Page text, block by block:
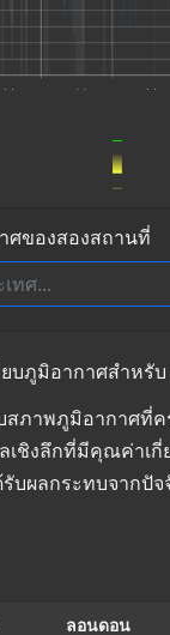
ศของสองสถานที่
บภูมิอากาศสำหรั
สภาพภูมิอากาศที่
เชิงลึกที่มีคุณค่า
บผลกระทบจาก
ลอนดอน